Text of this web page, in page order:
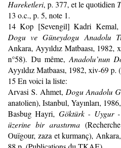
Hareketleri, p. 377, et le quotidien
13 o.c., p. 5, note 1.
14 Kop [Sevengil] Kadri
Dogu ve Güneydogu Anadolu
Ankara, Ayyıldız Matbaası,
n°58). Du même, Anadolu’nun
Ayyıldız Matbaası, 1982, xiv-69
15 En voici la liste:
Arvasi S. Ahmet, Dogu Anadolu
anatolien), Istanbul, Yayınları,
Basbug Hayri, Göktürk - Uygur
üzerine bir arastırma
Ouïgour, zaza et kurmanç),